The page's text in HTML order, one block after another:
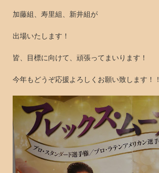
加藤組、寿里組、新井組が
出場いたします！
皆、目標に向けて、頑張ってまいります！
今年もどうぞ応援よろしくお願い致します！！